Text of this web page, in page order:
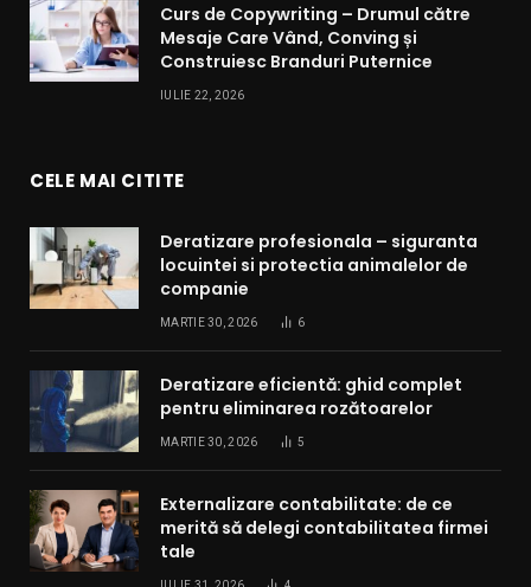
Curs de Copywriting – Drumul către
Mesaje Care Vând, Conving și
Construiesc Branduri Puternice
IULIE 22, 2026
CELE MAI CITITE
Deratizare profesionala – siguranta
locuintei si protectia animalelor de
companie
MARTIE 30, 2026 6
Deratizare eficientă: ghid complet
pentru eliminarea rozătoarelor
MARTIE 30, 2026 5
Externalizare contabilitate: de ce
merită să delegi contabilitatea firmei
tale